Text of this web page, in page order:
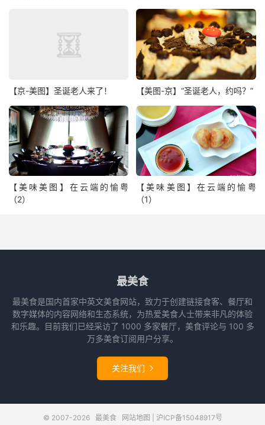
【京-美图】圣诞老人来了！ 【美图-京】“圣诞老人，约吗？”
【美味美图】在云端的愉粤
（2）
【美味美图】在云端的愉粤
（1）
最美食
最美食是国内首家中英文美食网站，致力于创建链接食客、餐厅和
数字媒体的内容网络和生态系统，为热爱美食人士带来非凡的体验
和乐趣。目前我们已经采访了 1000 多家餐厅，美食评论与 100 多
万多美食订阅用户分享。
关注我们 
© 2007-2026 最美食 网站地图 沪ICP备15048917号